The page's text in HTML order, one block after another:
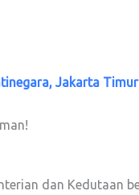
Jakarta
dan Kedutaan